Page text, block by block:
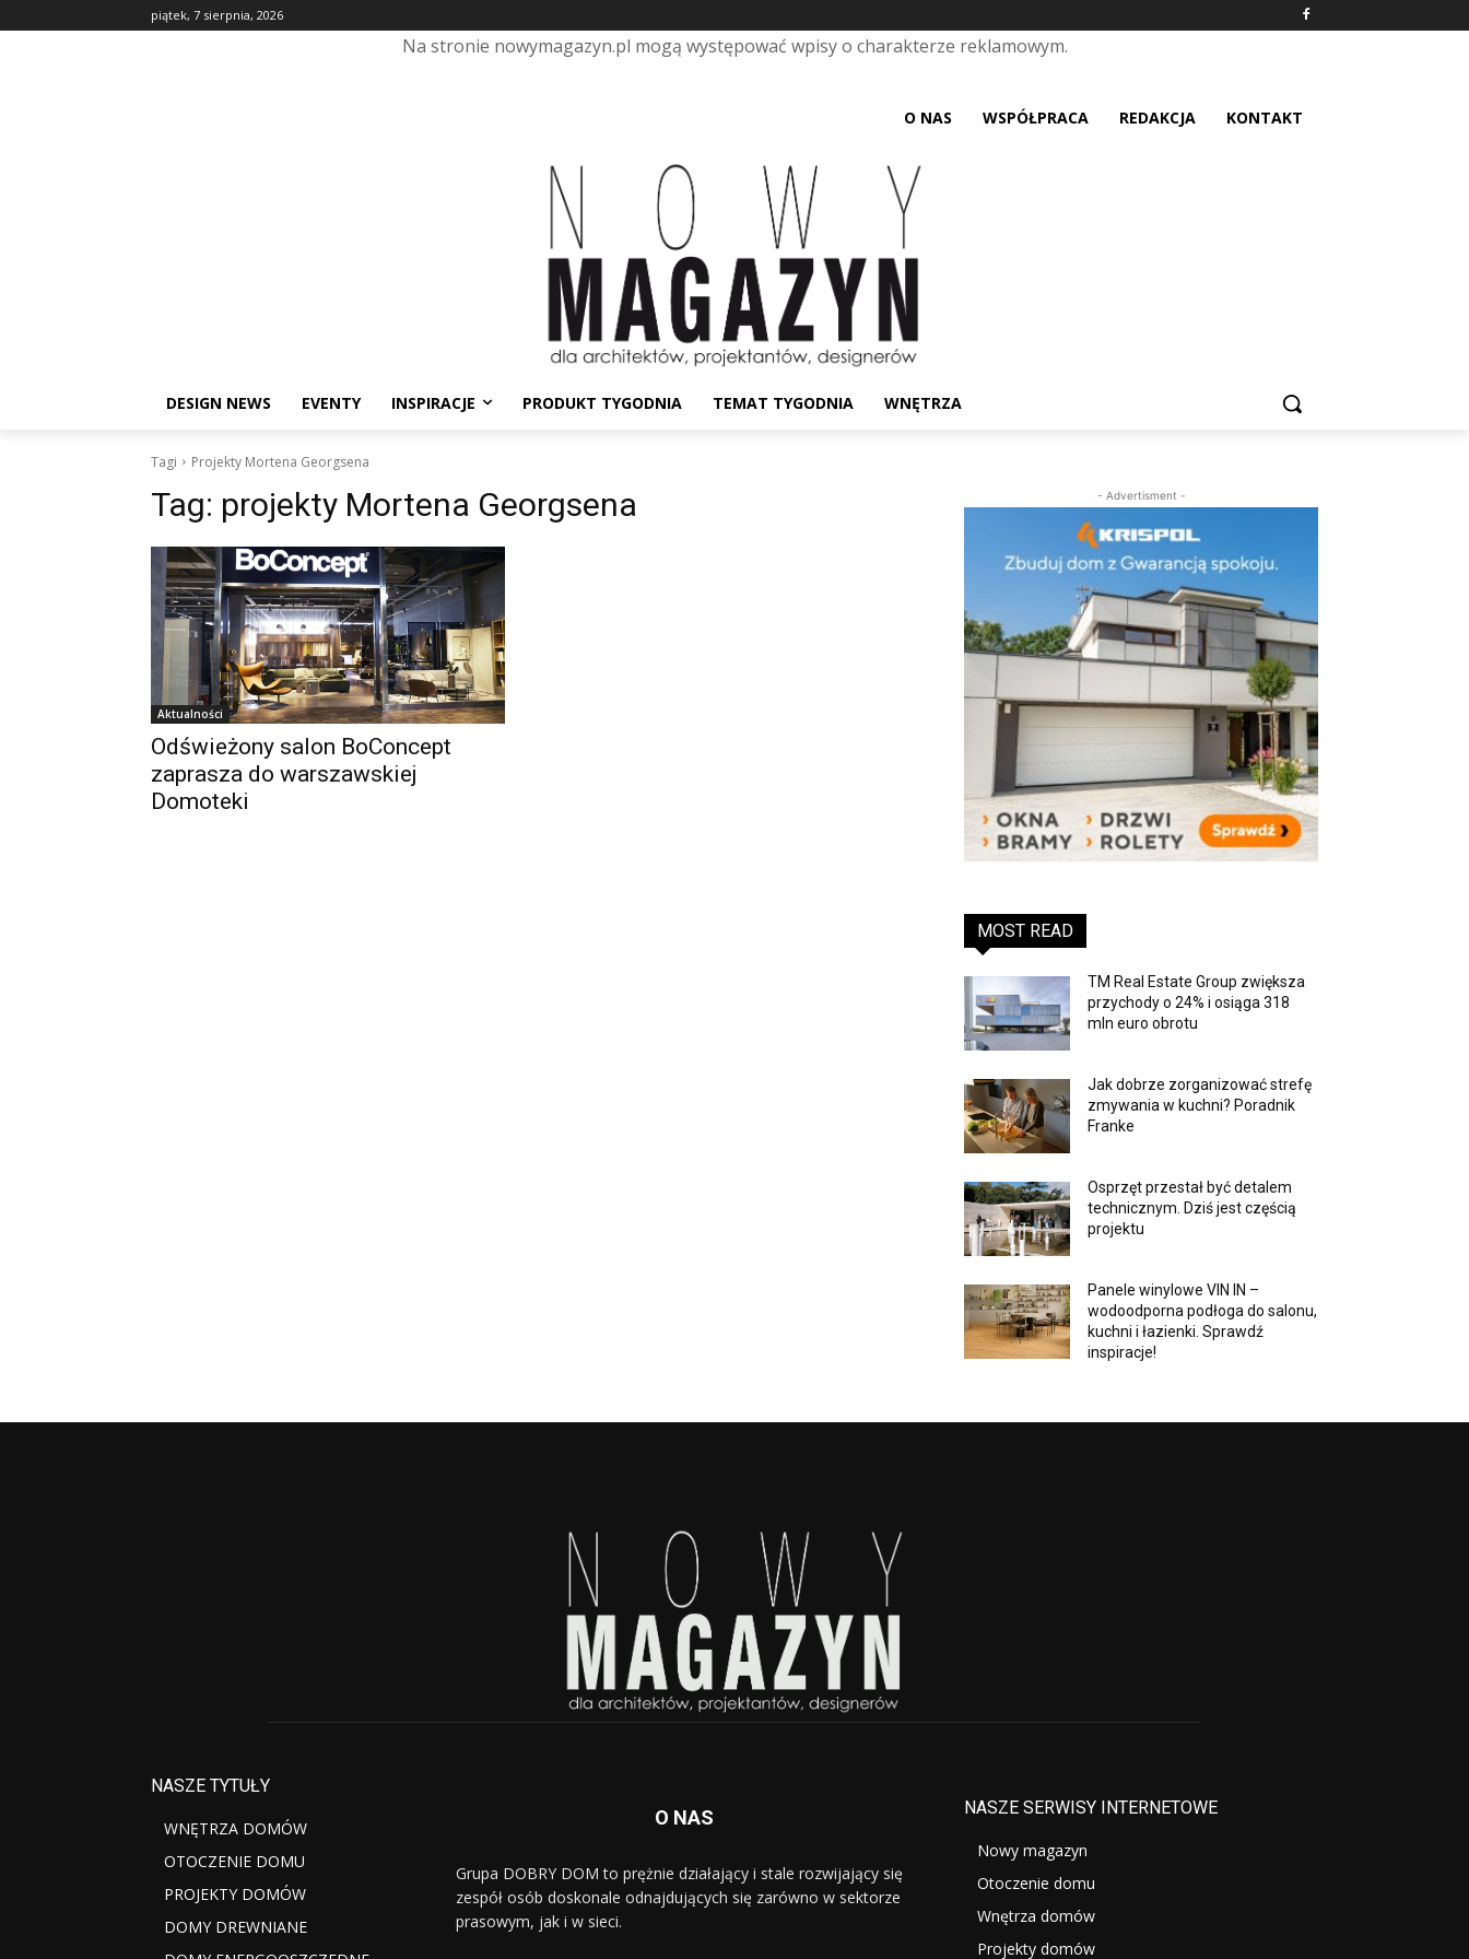
piątek, 7 sierpnia, 2026
Na stronie nowymagazyn.pl mogą występować wpisy o charakterze reklamowym.
O NAS WSPÓŁPRACA REDAKCJA KONTAKT
DESIGN NEWS EVENTY INSPIRACJE PRODUKT TYGODNIA TEMAT TYGODNIA WNĘTRZA
Tagi Projekty Mortena Georgsena
Tag: projekty Mortena Georgsena
Aktualności
Odświeżony salon BoConcept
zaprasza do warszawskiej
Domoteki
- Advertisment -
MOST READ
TM Real Estate Group zwiększa
przychody o 24% i osiąga 318
mln euro obrotu
Jak dobrze zorganizować strefę
zmywania w kuchni? Poradnik
Franke
Osprzęt przestał być detalem
technicznym. Dziś jest częścią
projektu
Panele winylowe VIN IN –
wodoodporna podłoga do salonu,
kuchni i łazienki. Sprawdź
inspiracje!
NASZE TYTUŁY
WNĘTRZA DOMÓW
OTOCZENIE DOMU
PROJEKTY DOMÓW
DOMY DREWNIANE
O NAS
Grupa DOBRY DOM to prężnie działający i stale rozwijający się
zespół osób doskonale odnajdujących się zarówno w sektorze
prasowym, jak i w sieci.
NASZE SERWISY INTERNETOWE
Nowy magazyn
Otoczenie domu
Wnętrza domów
Projekty domów